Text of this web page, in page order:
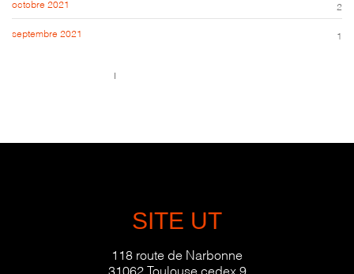
octobre 2021 2
septembre 2021 1
SITE UT
118 route de Narbonne
31062 Toulouse cedex 9